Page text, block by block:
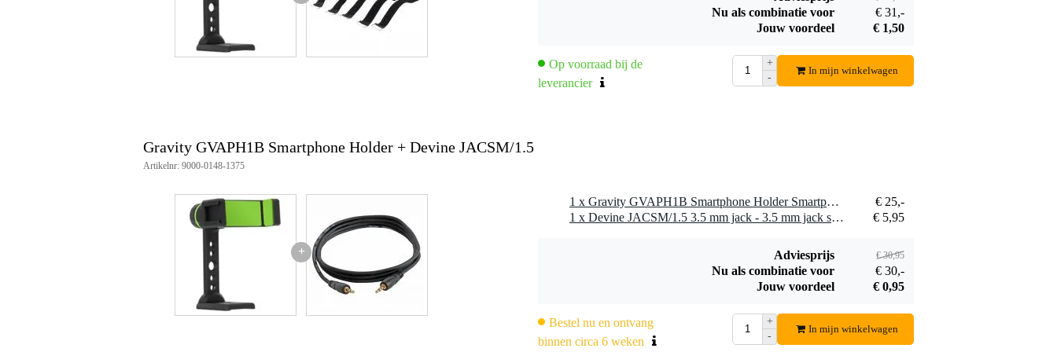
Kantelhoek: +/- 90° (links, rechts, omhoog en omlaag)
Max. apparaatgrootte: 94 mm
Min. apparaatgrootte: 58 mm
Max. apparaatdiepte: 15 mm
Nu als combinatie voor
€ 31,-
Jouw voordeel
€ 1,50
Op voorraad bij de
leverancier
+
-
In mijn winkelwagen
Gravity GVAPH1B Smartphone Holder + Devine JACSM/1.5
Artikelnr: 9000-0148-1375
+
1 x Gravity GVAPH1B Smartphone Holder Smartphone houder voor statief en tafel
€ 25,-
1 x Devine JACSM/1.5 3.5 mm jack - 3.5 mm jack stereo mini jack kabel 1.5m
€ 5,95
Adviesprijs € 30,95
Nu als combinatie voor
€ 30,-
Jouw voordeel
€ 0,95
Bestel nu en ontvang
binnen circa 6 weken
+
-
In mijn winkelwagen